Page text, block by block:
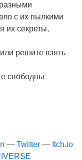
с их пылкими
их секреты,
решите взять
свободны
— Twitter — Itch.io